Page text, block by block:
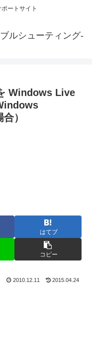
ートサイト
ルシューティング-
Windows Live
）
はてブ
コピー
2010.12.11 2015.04.24